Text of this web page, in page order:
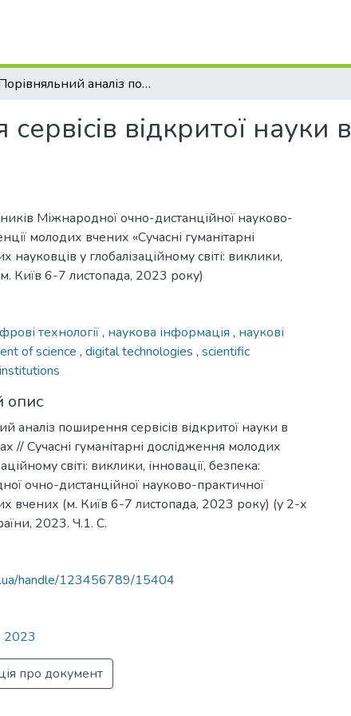
Порівняльний аналіз поширення сервісів відкритої науки в європейських країнах
відкритої науки в
Міжнародної очно-дистанційної науково-
молодих вчених «Сучасні гуманітарні
у глобалізаційному світі: виклики,
Київ 6-7 листопада, 2023 року)
технології, наукова інформація , наукові
of science , digital technologies , scientific
опис
аналіз поширення сервісів відкритої науки в
// Сучасні гуманітарні дослідження молодих
світі: виклики, інновації, безпека:
очно-дистанційної науково-практичної
вчених (м. Київ 6-7 листопада, 2023 року) (у 2-х
2023. Ч.1. С.
handle/123456789/15404
2023
про документ